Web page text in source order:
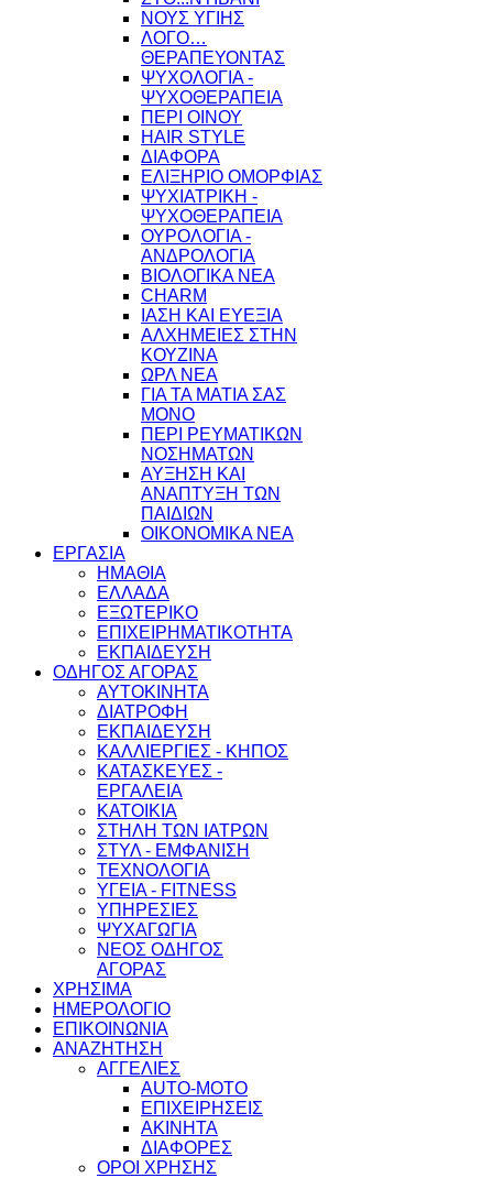
ΝΟΥΣ ΥΓΙΗΣ
ΛΟΓΟ…
ΘΕΡΑΠΕΥΟΝΤΑΣ
ΨΥΧΟΛΟΓΙΑ -
ΨΥΧΟΘΕΡΑΠΕΙΑ
ΠΕΡΙ ΟΙΝΟΥ
HAIR STYLE
ΔΙΑΦΟΡΑ
ΕΛΙΞΗΡΙΟ ΟΜΟΡΦΙΑΣ
ΨΥΧΙΑΤΡΙΚΗ -
ΨΥΧΟΘΕΡΑΠΕΙΑ
ΟΥΡΟΛΟΓΙΑ -
ΑΝΔΡΟΛΟΓΙΑ
ΒΙΟΛΟΓΙΚΑ ΝΕΑ
CHARM
ΙΑΣΗ ΚΑΙ ΕΥΕΞΙΑ
ΑΛΧΗΜΕΙΕΣ ΣΤΗΝ
ΚΟΥΖΙΝΑ
ΩΡΛ ΝEA
ΓΙΑ ΤΑ ΜΑΤΙΑ ΣΑΣ
ΜΟΝΟ
ΠΕΡΙ ΡΕΥΜΑΤΙΚΩΝ
ΝΟΣΗΜΑΤΩΝ
ΑΥΞΗΣΗ ΚΑΙ
ΑΝΑΠΤΥΞΗ ΤΩΝ
ΠΑΙΔΙΩΝ
ΟΙΚΟΝΟΜΙΚΑ ΝΕΑ
ΕΡΓΑΣΙΑ
ΗΜΑΘΙΑ
ΕΛΛΑΔΑ
ΕΞΩΤΕΡΙΚΟ
ΕΠΙΧΕΙΡΗΜΑΤΙΚΟΤΗΤΑ
ΕΚΠΑΙΔΕΥΣΗ
ΟΔΗΓΟΣ ΑΓΟΡΑΣ
ΑΥΤΟΚΙΝΗΤΑ
ΔΙΑΤΡΟΦΗ
ΕΚΠΑΙΔΕΥΣΗ
ΚΑΛΛΙΕΡΓΙΕΣ - ΚΗΠΟΣ
ΚΑΤΑΣΚΕΥΕΣ -
ΕΡΓΑΛΕΙΑ
ΚΑΤΟΙΚΙΑ
ΣΤΗΛΗ ΤΩΝ ΙΑΤΡΩΝ
ΣΤΥΛ - ΕΜΦΑΝΙΣΗ
ΤΕΧΝΟΛΟΓΙΑ
ΥΓΕΙΑ - FITNESS
ΥΠΗΡΕΣΙΕΣ
ΨΥΧΑΓΩΓΙΑ
ΝΕΟΣ ΟΔΗΓΟΣ
ΑΓΟΡΑΣ
ΧΡΗΣΙΜΑ
ΗΜΕΡΟΛΟΓΙΟ
ΕΠΙΚΟΙΝΩΝΙΑ
ΑΝΑΖΗΤΗΣΗ
ΑΓΓΕΛΙΕΣ
AUTO-MOTO
ΕΠΙΧΕΙΡΗΣΕΙΣ
ΑΚΙΝΗΤΑ
ΔΙΑΦΟΡΕΣ
ΟΡΟΙ ΧΡΗΣΗΣ